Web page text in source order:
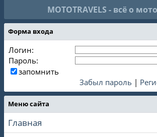
MOTOTRAVELS - всё о
Форма входа
Логин:
Пароль:
запомнить
Забыл пароль |
Меню сайта
Главная